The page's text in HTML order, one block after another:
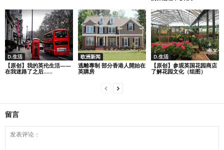
D.生活
【原创】我的英伦生活——
在我迷路了之后…...
欧洲新闻
逃離專制 部分香港人開始在
英購房
D.生活
【原创】参观英国花园商店
了解花园文化（组图）
留言